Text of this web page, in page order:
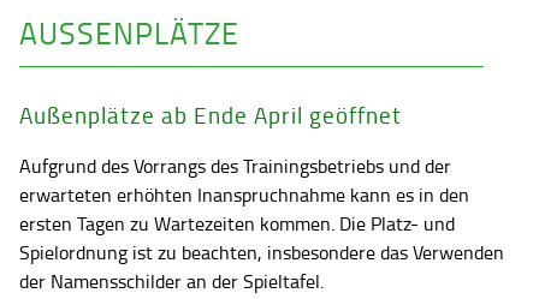
AUSSENPLÄTZE
Außenplätze ab Ende April geöffnet
Aufgrund des Vorrangs des Trainingsbetriebs und der
erwarteten erhöhten Inanspruchnahme kann es in den
ersten Tagen zu Wartezeiten kommen. Die Platz- und
Spielordnung ist zu beachten, insbesondere das Verwenden
der Namensschilder an der Spieltafel.